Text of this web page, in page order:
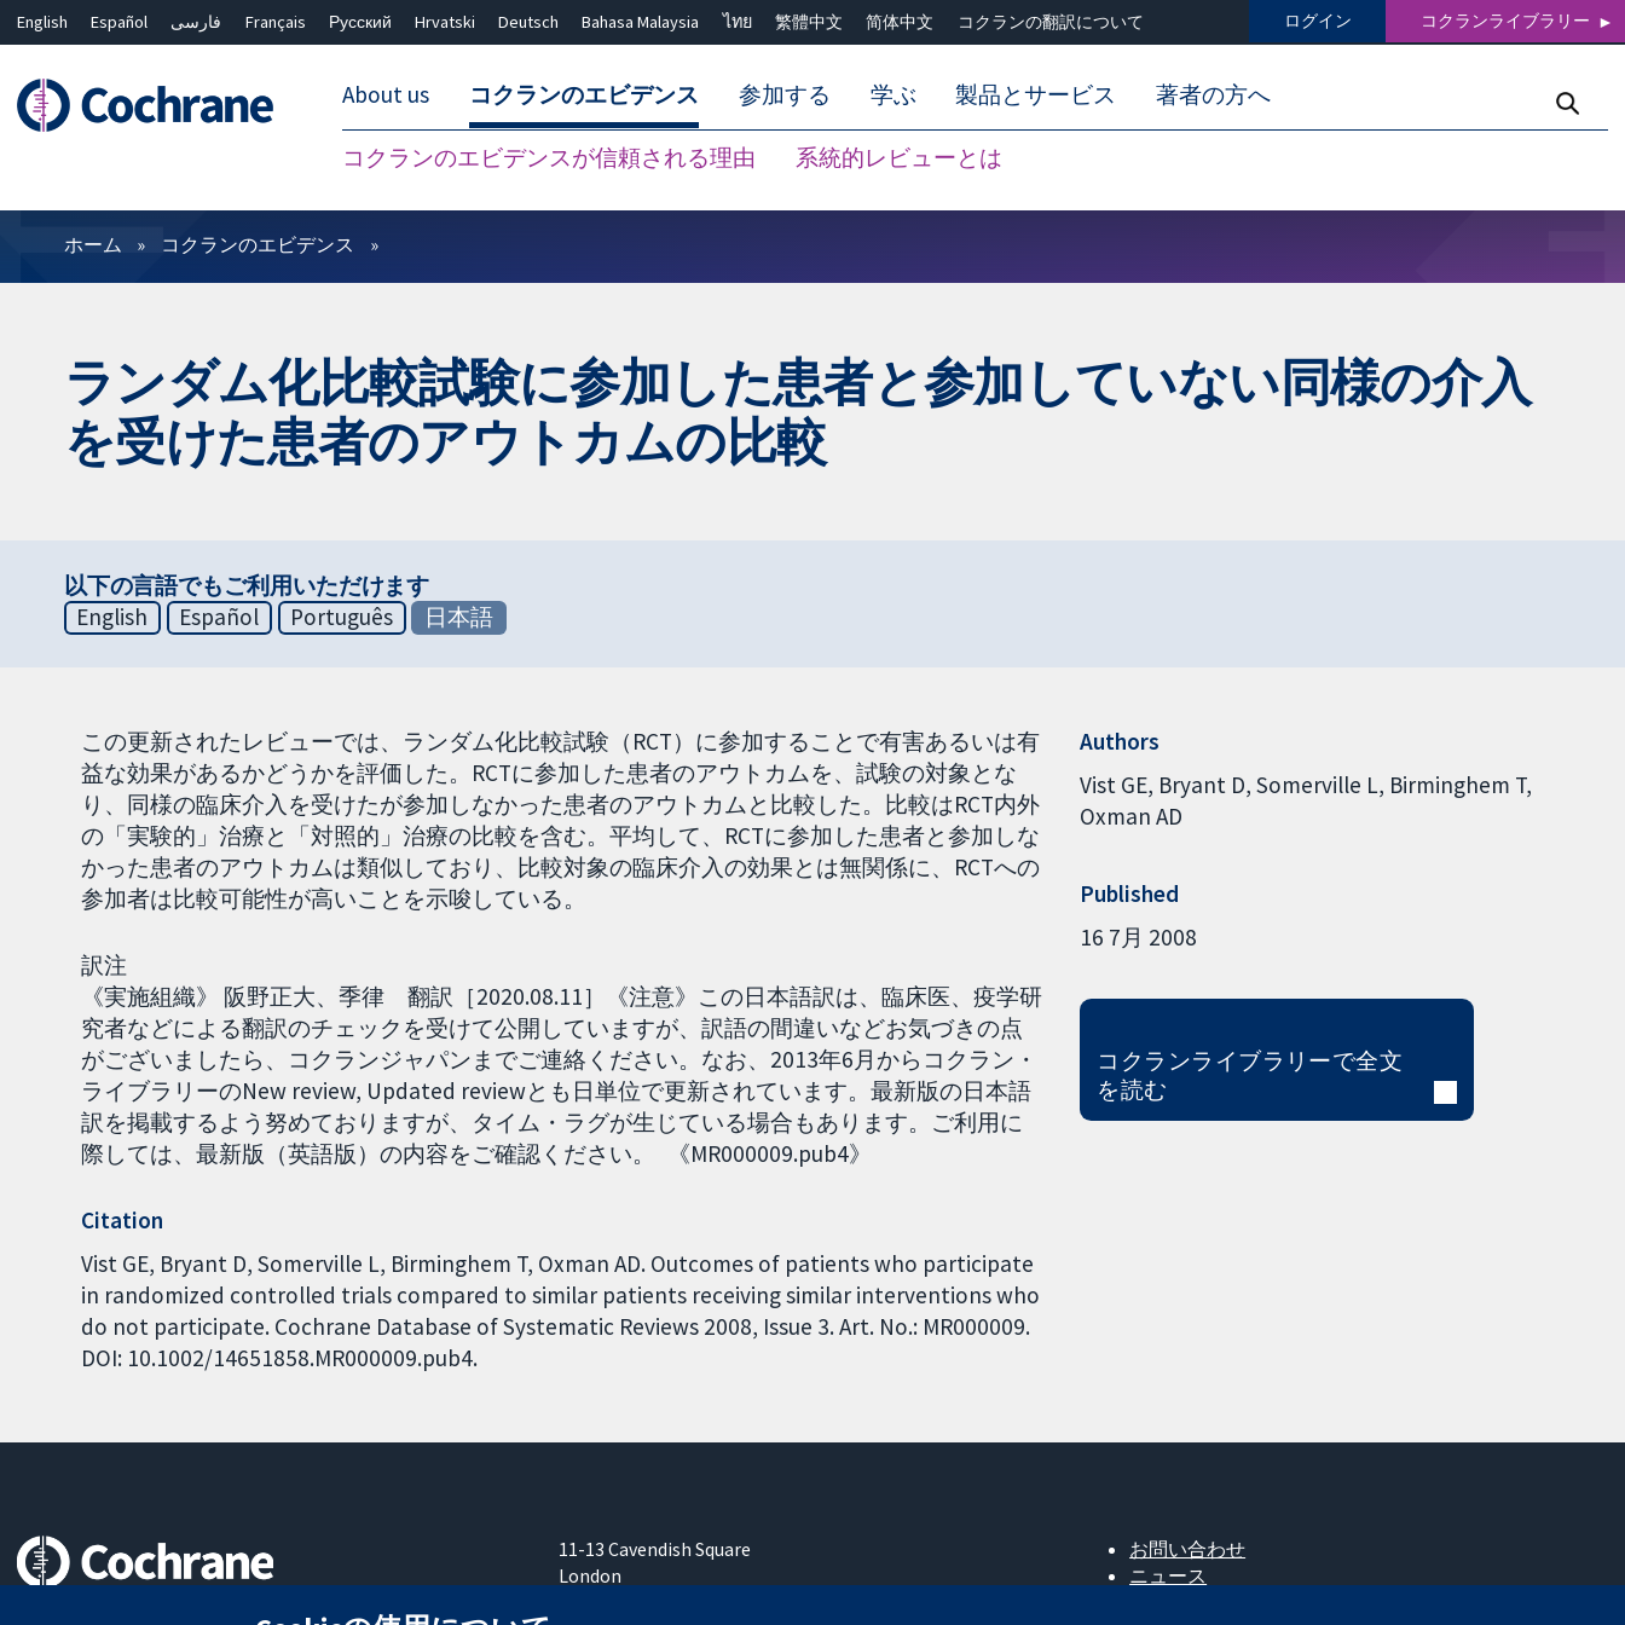
English Español فارسی Français Русский Hrvatski Deutsch Bahasa Malaysia ไทย 繁體中文 简体中文 コクランの翻訳について ログイン コクランライブラリー
About us コクランのエビデンス
コクランのエビデンスが信頼される理由 系統的レビューとは
参加する 学ぶ 製品とサービス 著者の方へ
フィルター
ホーム コクランのエビデンス
ランダム化比較試験に参加した患者と参加していない同様の介入
を受けた患者のアウトカムの比較
以下の言語でもご利用いただけます
English
Español Português 日本語
この更新されたレビューでは、ランダム化比較試験（RCT）に参加することで有害あるいは有
益な効果があるかどうかを評価した。RCTに参加した患者のアウトカムを、試験の対象とな
り、同様の臨床介入を受けたが参加しなかった患者のアウトカムと比較した。比較はRCT内外
の「実験的」治療と「対照的」治療の比較を含む。平均して、RCTに参加した患者と参加しな
かった患者のアウトカムは類似しており、比較対象の臨床介入の効果とは無関係に、RCTへの
参加者は比較可能性が高いことを示唆している。
訳注
《実施組織》 阪野正大、季律 翻訳［2020.08.11］《注意》この日本語訳は、臨床医、疫学研
究者などによる翻訳のチェックを受けて公開していますが、訳語の間違いなどお気づきの点
がございましたら、コクランジャパンまでご連絡ください。なお、2013年6月からコクラン・
ライブラリーのNew review, Updated reviewとも日単位で更新されています。最新版の日本語
訳を掲載するよう努めておりますが、タイム・ラグが生じている場合もあります。ご利用に
際しては、最新版（英語版）の内容をご確認ください。 《MR000009.pub4》
Citation
Vist GE, Bryant D, Somerville L, Birminghem T, Oxman AD. Outcomes of patients who participate
in randomized controlled trials compared to similar patients receiving similar interventions who
do not participate. Cochrane Database of Systematic Reviews 2008, Issue 3. Art. No.: MR000009.
DOI: 10.1002/14651858.MR000009.pub4.
Authors
Vist GE Bryant D Somerville L Birminghem T
Oxman AD
Published
16 7月 2008
コクランライブラリーで全文
を読む
11-13 Cavendish Square
London
お問い合わせ
ニュース